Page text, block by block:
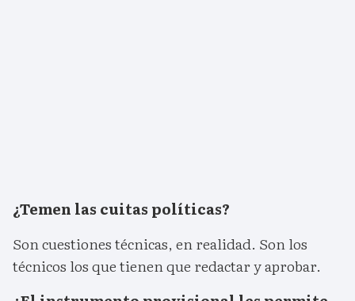
¿Temen las cuitas políticas?
Son cuestiones técnicas, en realidad. Son los
técnicos los que tienen que redactar y aprobar.